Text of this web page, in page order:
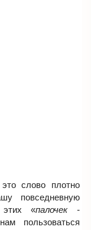
это слово плотно
повседневную
«палочек -
пользоваться